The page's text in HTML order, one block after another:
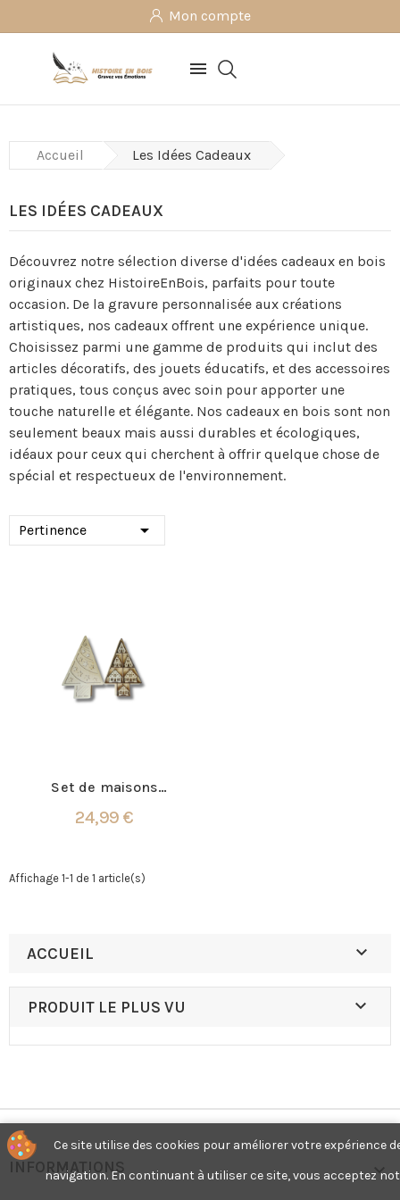
Mon compte

Accueil Les Idées Cadeaux
LES IDÉES CADEAUX
Découvrez notre sélection diverse d'idées cadeaux en bois
originaux chez HistoireEnBois, parfaits pour toute
occasion. De la gravure personnalisée aux créations
artistiques, nos cadeaux offrent une expérience unique.
Choisissez parmi une gamme de produits qui inclut des
articles décoratifs, des jouets éducatifs, et des accessoires
pratiques, tous conçus avec soin pour apporter une
touche naturelle et élégante. Nos cadeaux en bois sont non
seulement beaux mais aussi durables et écologiques,
idéaux pour ceux qui cherchent à offrir quelque chose de
spécial et respectueux de l'environnement.
Pertinence 
Set de maisons
boite sapin
24,99 €
Affichage 1-1 de 1 article(s)
ACCUEIL 
PRODUIT LE PLUS VU 
INFORMATIONS 
Ce site utilise des cookies pour améliorer votre expérience
navigation. En continuant à utiliser ce site, vous acceptez